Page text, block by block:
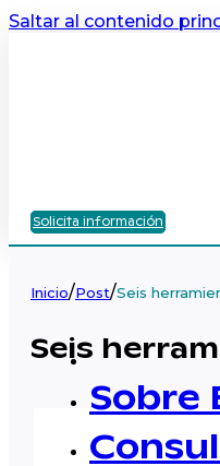
Saltar al contenido
Solicita información
Sobre
Inicio/Post/Seis
Seis